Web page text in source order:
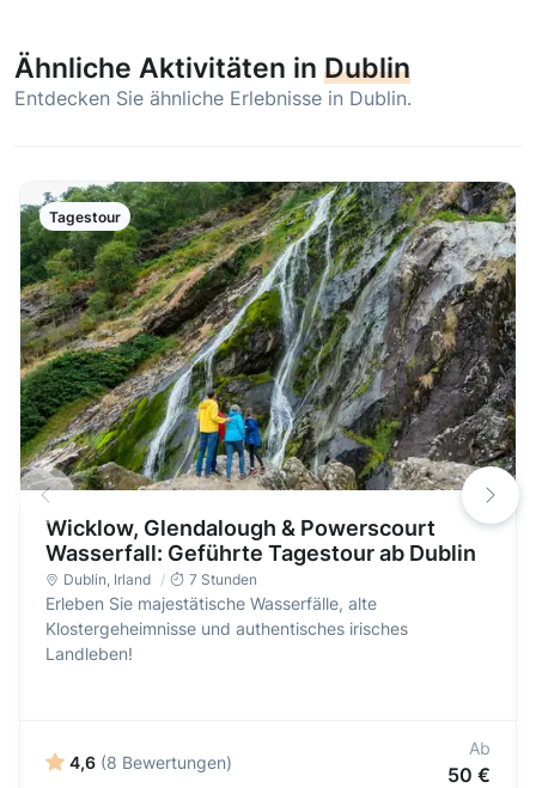
Ähnliche Aktivitäten in Dublin
Entdecken Sie ähnliche Erlebnisse in Dublin.
Tagestour
Wicklow, Glendalough & Powerscourt
Wasserfall: Geführte Tagestour ab Dublin
Dublin Irland 7 Stunden
Erleben Sie majestätische Wasserfälle, alte
Klostergeheimnisse und authentisches irisches
Landleben!
4,6 (8 Bewertungen)
Ab
50 €